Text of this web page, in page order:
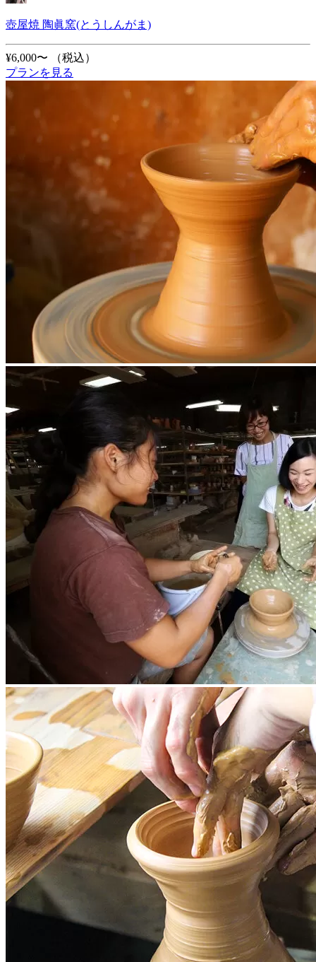
壺屋焼 陶眞窯(とうしんがま)
¥6,000〜
（税込）
プランを見る